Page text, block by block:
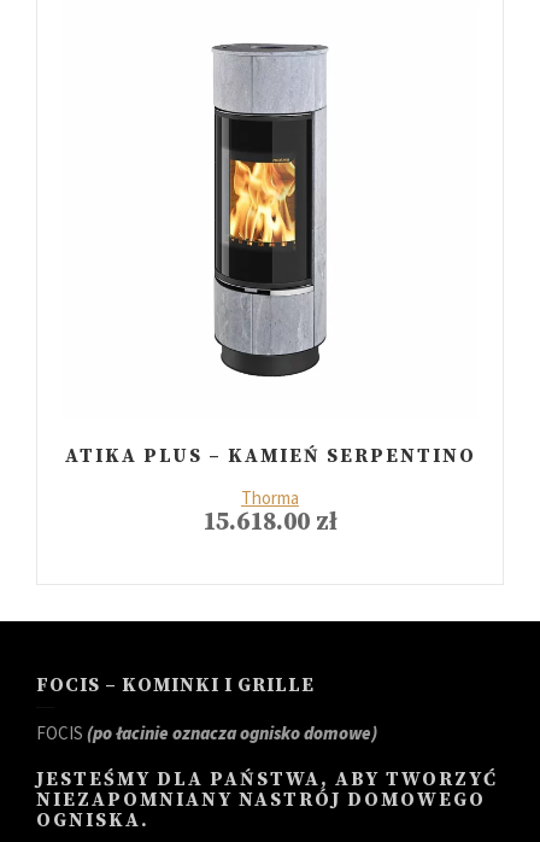
ATIKA PLUS – KAMIEŃ SERPENTINO
Thorma
15.618.00 zł
FOCIS – KOMINKI I GRILLE
FOCIS (po łacinie oznacza ognisko domowe)
JESTEŚMY DLA PAŃSTWA, ABY TWORZYĆ
NIEZAPOMNIANY NASTRÓJ DOMOWEGO
OGNISKA.